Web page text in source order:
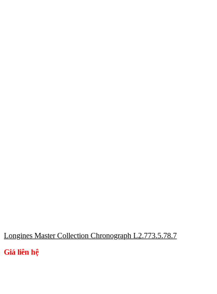
Longines Master Collection Chronograph L2.773.5.78.7
Giá liên hệ